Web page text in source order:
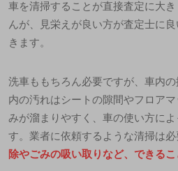
車を清掃することが直接査定に大
んが、見栄えが良い方が査定士に
きます。
洗車ももちろん必要ですが、車内
内の汚れはシートの隙間やフロア
みが溜まりやすく、車の使い方に
す。業者に依頼するような清掃は必
除やごみの吸い取りなど、できるこ